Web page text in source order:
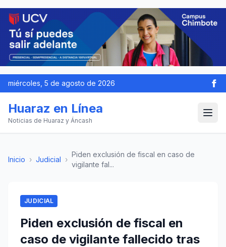
miércoles, 5 de agosto de 2026
Huaraz en Línea
Noticias de Huaraz y Áncash
Inicio › Judicial ›
Piden exclusión de fiscal en caso de
vigilante fal...
JUDICIAL
Piden exclusión de fiscal en
caso de vigilante fallecido tras